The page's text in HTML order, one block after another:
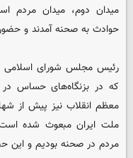
میدان دوم، میدان مردم
حوادث به صحنه آمدند و
رئیس مجلس شورای اسلامی
که در بزنگاه‌های حساس
معظم انقلاب نیز پیش از
ملت ایران مبعوث شده
مردم در صحنه بودیم و این